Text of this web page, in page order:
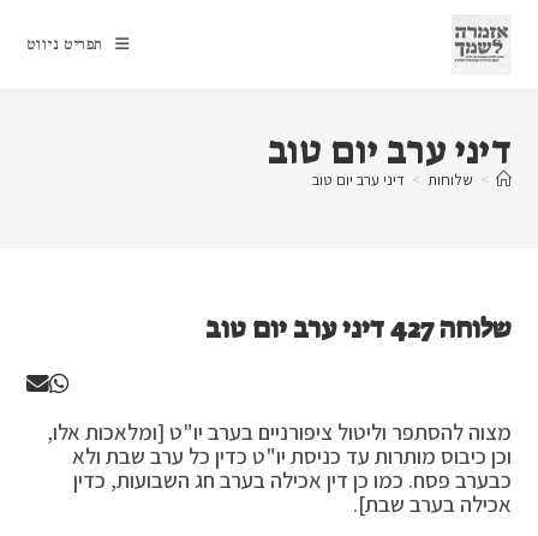
content
תפריט ניווט
דיני ערב יום טוב
> שלוחות > דיני ערב יום טוב
שלוחה 427 דיני ערב יום טוב
מצוה להסתפר וליטול ציפורניים בערב יו"ט [ומלאכות אלו,
וכן כיבוס מותרות עד כניסת יו"ט כדין כל ערב שבת ולא
כבערב פסח. כמו כן דין אכילה בערב חג השבועות, כדין
אכילה בערב שבת].